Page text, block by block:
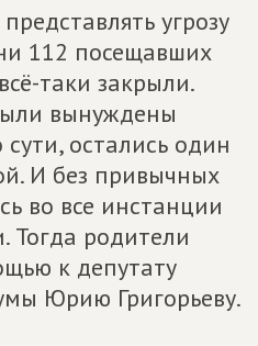
угрозу
112 посещавших
таки закрыли.
вынуждены
остались один
И без привычных
во все инстанции
Тогда родители
к депутату
Юрию Григорьеву.